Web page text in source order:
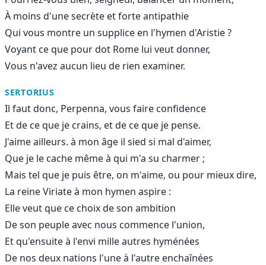
À moins d'une secrète et forte antipathie
Qui vous montre un supplice en l'hymen d'Aristie ?
Voyant ce que pour dot Rome lui veut donner,
Vous n'avez aucun lieu de rien examiner.
SERTORIUS
Il faut donc, Perpenna, vous faire confidence
Et de ce que je crains, et de ce que je pense.
J'aime ailleurs. à mon âge il sied si mal d'aimer,
Que je le cache même à qui m'a su charmer ;
Mais tel que je puis être, on m'aime, ou pour mieux dire,
La reine Viriate à mon hymen aspire :
Elle veut que ce choix de son ambition
De son peuple avec nous commence l'union,
Et qu'ensuite à l'envi mille autres hyménées
De nos deux nations l'une à l'autre enchaînées